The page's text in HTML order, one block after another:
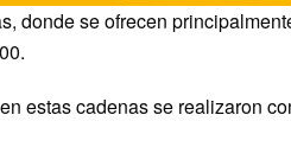
donde se ofrecen
estas cadenas se realizaron